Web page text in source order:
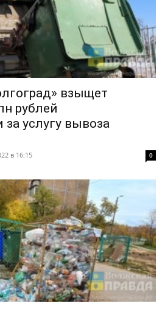
взыщет
рублей
услугу вывоза
в 16:15 0